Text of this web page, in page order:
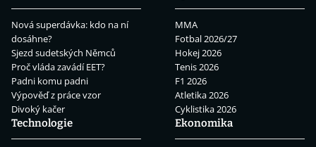
Nová superdávka: kdo na ní
dosáhne?
Sjezd sudetských Němců
Proč vláda zavádí EET?
Padni komu padni
Výpověď z práce vzor
Divoký kačer
MMA
Fotbal 2026/27
Hokej 2026
Tenis 2026
F1 2026
Atletika 2026
Cyklistika 2026
Technologie
Ekonomika